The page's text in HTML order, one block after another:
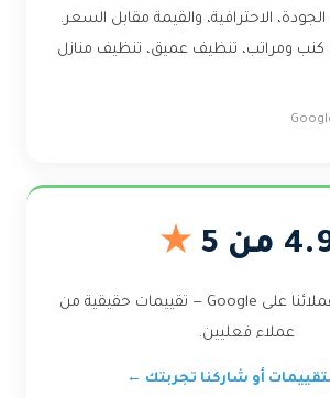
الاحترافية، والقيمة مقابل السعر.
كنب ومراتب، تنظيف عميق، تنظيف منازل
من 5 ★
متوسط تقييم عملائنا على Google — تقييمات حقيقية من
عملاء فعليين.
أو شاركنا تجربتك ←